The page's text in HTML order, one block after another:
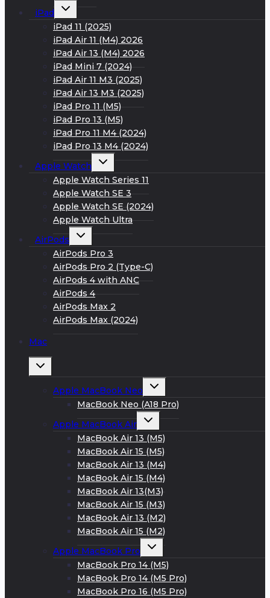
iPad
Развернуть
меню
iPad 11 (2025)
iPad Air 11 (M4) 2026
iPad Air 13 (M4) 2026
iPad Mini 7 (2024)
iPad Air 11 M3 (2025)
iPad Air 13 M3 (2025)
iPad Pro 11 (M5)
iPad Pro 13 (M5)
iPad Pro 11 M4 (2024)
iPad Pro 13 M4 (2024)
Apple Watch
Развернуть
меню
Apple Watch Series 11
Apple Watch SE 3
Apple Watch SE (2024)
Apple Watch Ultra
AirPods
Развернуть
меню
AirPods Pro 3
AirPods Pro 2 (Type-C)
AirPods 4 with ANC
AirPods 4
AirPods Max 2
AirPods Max (2024)
Mac
Развернуть
Apple MacBook Neo
Развернуть
меню
MacBook Neo (A18 Pro)
Apple MacBook Air
Развернуть
меню
MacBook Air 13 (M5)
MacBook Air 15 (M5)
MacBook Air 13 (M4)
MacBook Air 15 (M4)
MacBook Air 13(M3)
MacBook Air 15 (M3)
MacBook Air 13 (M2)
MacBook Air 15 (M2)
Apple MacBook Pro
Развернуть
меню
MacBook Pro 14 (M5)
MacBook Pro 14 (M5 Pro)
MacBook Pro 16 (M5 Pro)